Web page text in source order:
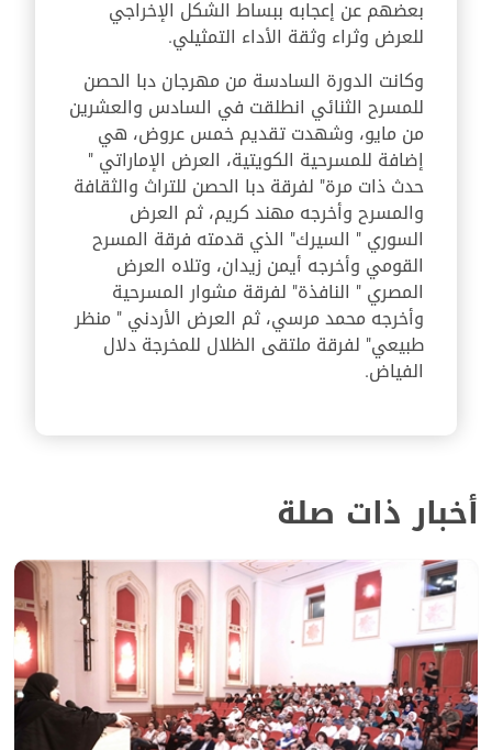
بعضهم عن إعجابه ببساط الشكل الإخراجي
للعرض وثراء وثقة الأداء التمثيلي.
وكانت الدورة السادسة من مهرجان دبا الحصن
للمسرح الثنائي انطلقت في السادس والعشرين
من مايو، وشهدت تقديم خمس عروض، هي
إضافة للمسرحية الكويتية، العرض الإماراتي "
حدث ذات مرة" لفرقة دبا الحصن للتراث والثقافة
والمسرح وأخرجه مهند كريم، ثم العرض
السوري " السيرك" الذي قدمته فرقة المسرح
القومي وأخرجه أيمن زيدان، وتلاه العرض
المصري " النافذة" لفرقة مشوار المسرحية
وأخرجه محمد مرسي، ثم العرض الأردني " منظر
طبيعي" لفرقة ملتقى الظلال للمخرجة دلال
الفياض.
أخبار ذات صلة